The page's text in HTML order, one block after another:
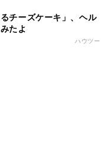
るチーズケーキ」、ヘル
たよ
ハウツー